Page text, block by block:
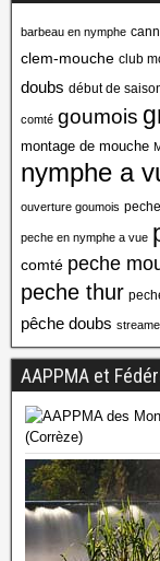
barbeau en nymphe
clem-mouche club
doubs début de
comté goumois
montage de mouche
nymphe a
ouverture goumois
peche en nymphe a vue
comté peche
peche thur
pêche doubs
AAPPMA et
(Corrèze)